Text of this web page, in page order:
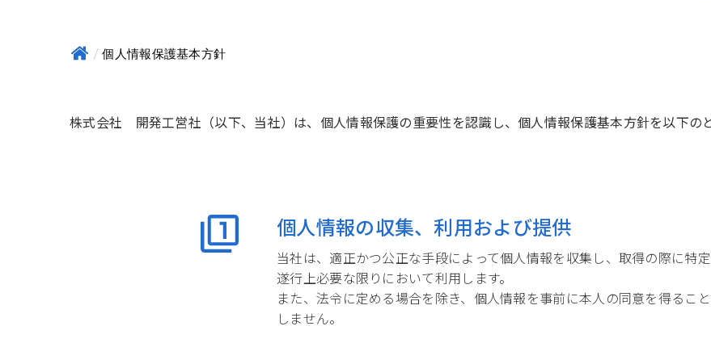
個人情報保護基本方針
株式会社 開発工営社（以下、当社）は、個人情報保護の重要性を認識し、個人情報保護基本方針を以下の
個人情報の収集、利用および提供
当社は、適正かつ公正な手段によって個人情報を収集し、取得の際に特
遂行上必要な限りにおいて利用します。
また、法令に定める場合を除き、個人情報を事前に本人の同意を得るこ
しません。